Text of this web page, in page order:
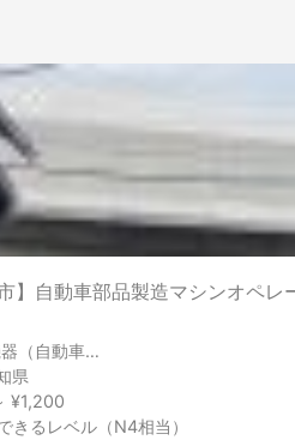
】自動車部品製造マシンオペレ
自動車含む）
県
¥1,200
きるレベル（N4相当）